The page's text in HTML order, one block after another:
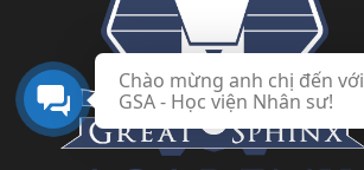
Chào mừng anh chị đến với
GSA - Học viện Nhân sư!